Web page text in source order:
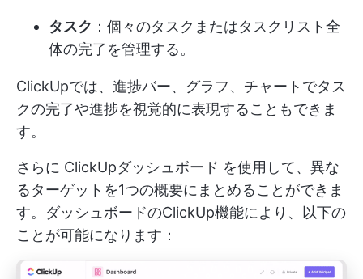
タスク ：個々のタスクまたはタスクリスト全
体の完了を管理する。
ClickUpでは、進捗バー、グラフ、チャートでタス
クの完了や進捗を視覚的に表現することもできま
す。
さらに ClickUpダッシュボード を使用して、異な
るターゲットを1つの概要にまとめることができま
す。ダッシュボードのClickUp機能により、以下の
ことが可能になります：